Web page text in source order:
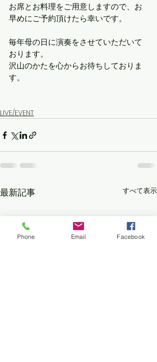
お席とお料理をご用意しますので、お
早めにご予約頂けたら幸いです。
毎年母の日に演奏をさせていただいて
おります。
沢山のかたを心からお待ちしておりま
す。
LIVE/EVENT
最新記事 すべて表示
Phone Email Facebook